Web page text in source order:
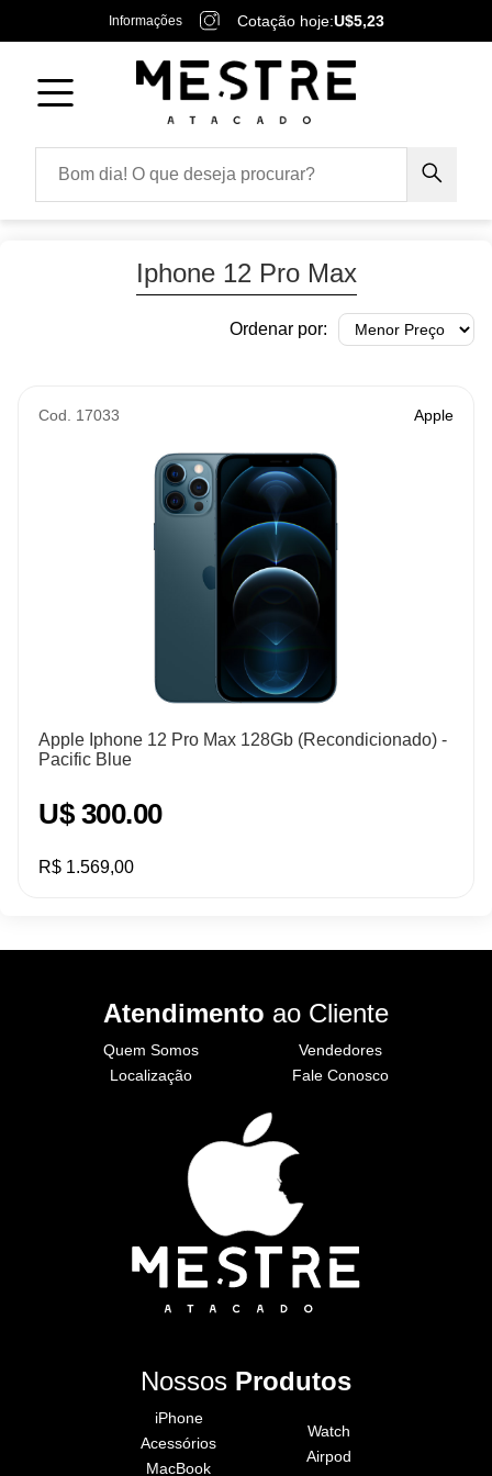
Informações Cotação hoje:U$5,23
Iphone 12 Pro Max
Ordenar por:
Cod. 17033 Apple
Apple Iphone 12 Pro Max 128Gb (Recondicionado) -
Pacific Blue
U$ 300.00
R$ 1.569,00
Atendimento ao Cliente
Quem Somos
Localização
Vendedores
Fale Conosco
Nossos Produtos
iPhone
Acessórios
MacBook
Watch
Airpod